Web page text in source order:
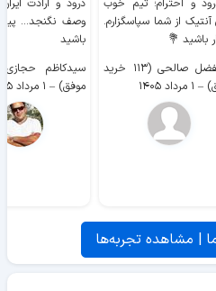
و احترام؛ تیم خوب
آنتیک از شما سپاسگزارم.
باشید 💐
ابوالفضل صالحی (۱۱۳ خرید
– ۱ مرداد ۱۴۰۵
درود و ارادت
وصف نگنجد...
باشید
موفق) – ۱ مرداد ۱۴۰۵
| مشاهده تجربه‌ها